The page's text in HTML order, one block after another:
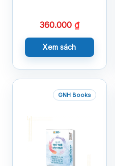
360.000 ₫
Xem sách
GNH Books